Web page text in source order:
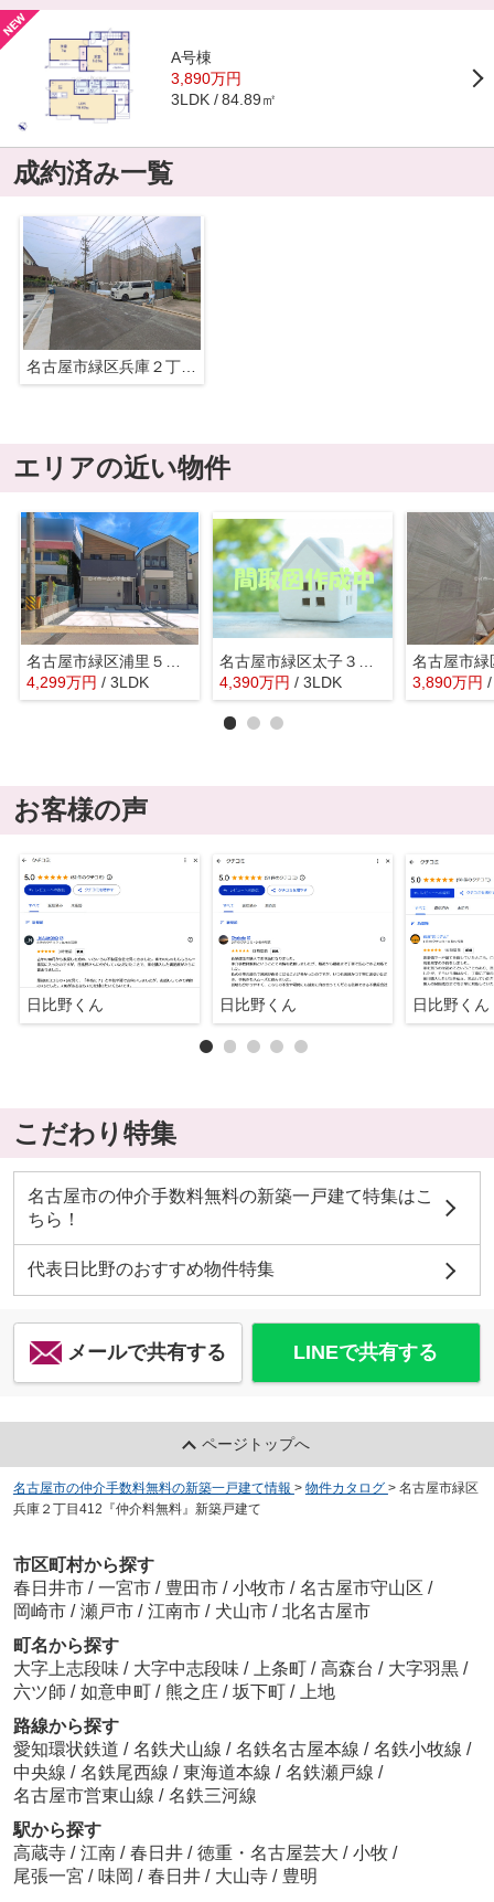
A号棟
3,890万円
3LDK 84.89㎡
成約済み一覧
名古屋市緑区兵庫２丁目412『仲介料無料』新築戸建て
エリアの近い物件
名古屋市緑区浦里５丁目25『仲介料無料』新築戸建て
4,299万円 / 3LDK
名古屋市緑区太子３丁目25『仲介料無料』新築戸建て
4,390万円 / 3LDK 3,890万円
お客様の声
日比野くん 日比野くん 日比野くん
こだわり特集
名古屋市の仲介手数料無料の新築一戸建て特集はこ
ちら！
代表日比野のおすすめ物件特集
メールで共有する LINEで共有する
ページトップへ
名古屋市の仲介手数料無料の新築一戸建て情報 > 物件カタログ > 名古屋市緑区
兵庫２丁目412『仲介料無料』新築戸建て
市区町村から探す
春日井市 / 一宮市 / 豊田市 / 小牧市 / 名古屋市守山区 /
岡崎市 / 瀬戸市 / 江南市 / 犬山市 / 北名古屋市
町名から探す
大字上志段味 / 大字中志段味 / 上条町 / 高森台 / 大字羽黒 /
六ツ師 / 如意申町 / 熊之庄 / 坂下町 /
上地
路線から探す
愛知環状鉄道 / 名鉄犬山線 / 名鉄名古屋本線 / 名鉄小牧線 /
中央線 / 名鉄尾西線 / 東海道本線 / 名鉄瀬戸線 /
名古屋市営東山線 / 名鉄三河線
駅から探す
高蔵寺 / 江南 / 春日井 / 徳重・名古屋芸大 / 小牧 /
尾張一宮 / 味岡 / 春日井 / 大山寺 / 豊明